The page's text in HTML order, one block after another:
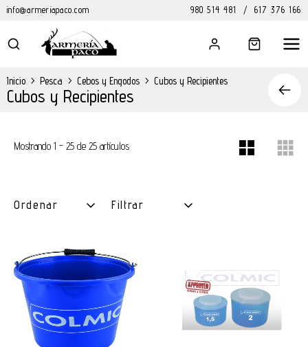
info@armeriapaco.com 980 514 481 / 617 376 166
Inicio > Pesca > Cebos y Engodos > Cubos y Recipientes
Cubos y Recipientes
Mostrando 1 - 25 de 25 artículos
Ordenar Filtrar